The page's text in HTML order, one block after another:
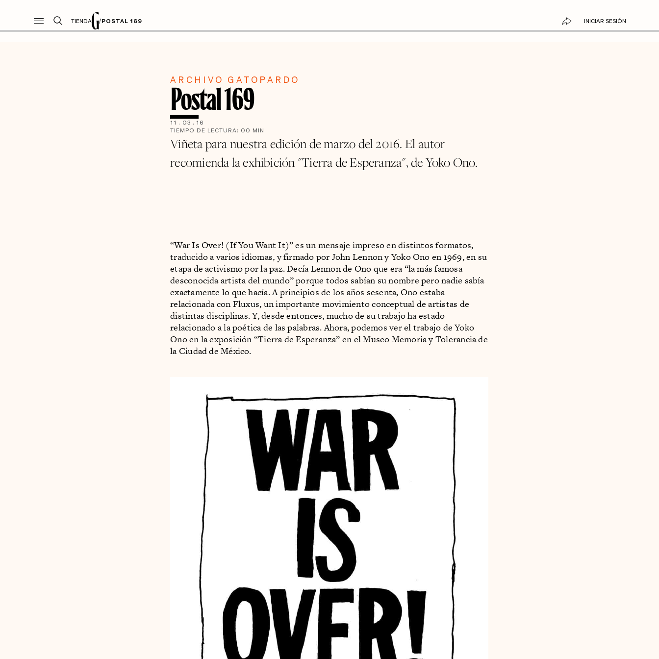
TIENDA /POSTAL 169 INICIAR SESIÓN
ARCHIVO GATOPARDO
Postal 169
11 . 03 . 16
TIEMPO DE LECTURA: 00 MIN
Viñeta para nuestra edición de marzo del 2016. El autor
recomienda la exhibición "Tierra de Esperanza", de Yoko Ono.
“War Is Over! (If You Want It)” es un mensaje impreso en distintos formatos,
traducido a varios idiomas, y firmado por John Lennon y Yoko Ono en 1969, en su
etapa de activismo por la paz. Decía Lennon de Ono que era “la más famosa
desconocida artista del mundo” porque todos sabían su nombre pero nadie sabía
exactamente lo que hacía. A principios de los años sesenta, Ono estaba
relacionada con Fluxus, un importante movimiento conceptual de artistas de
distintas disciplinas. Y, desde entonces, mucho de su trabajo ha estado
relacionado a la poética de las palabras. Ahora, podemos ver el trabajo de Yoko
Ono en la exposición “Tierra de Esperanza” en el Museo Memoria y Tolerancia de
la Ciudad de México.